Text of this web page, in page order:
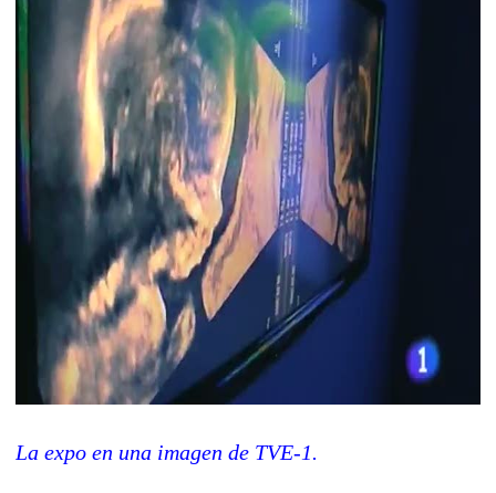
La expo en una imagen de TVE-1.